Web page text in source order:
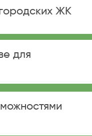
ЖК
для